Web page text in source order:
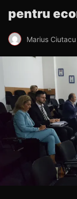
pentru
Marius Ciutacu